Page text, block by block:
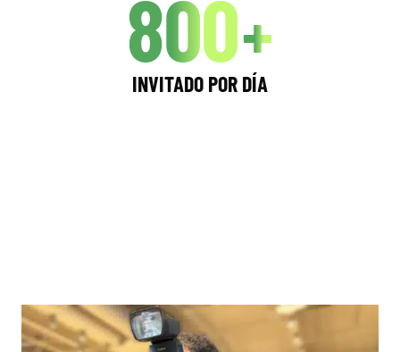
800+
INVITADO POR DÍA